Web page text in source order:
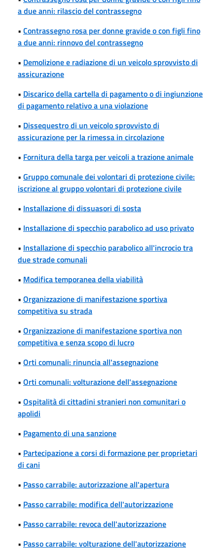
a due anni: rilascio del contrassegno
• Contrassegno rosa per donne gravide o con figli fino
a due anni: rinnovo del contrassegno
• Demolizione e radiazione di un veicolo sprovvisto di
assicurazione
• Discarico della cartella di pagamento o di ingiunzione
di pagamento relativo a una violazione
• Dissequestro di un veicolo sprovvisto di
assicurazione per la rimessa in circolazione
• Fornitura della targa per veicoli a trazione animale
• Gruppo comunale dei volontari di protezione civile:
iscrizione al gruppo volontari di protezione civile
• Installazione di dissuasori di sosta
• Installazione di specchio parabolico ad uso privato
• Installazione di specchio parabolico all'incrocio tra
due strade comunali
• Modifica temporanea della viabilità
• Organizzazione di manifestazione sportiva
competitiva su strada
• Organizzazione di manifestazione sportiva non
competitiva e senza scopo di lucro
• Orti comunali: rinuncia all'assegnazione
• Orti comunali: volturazione dell'assegnazione
• Ospitalità di cittadini stranieri non comunitari o
apolidi
• Pagamento di una sanzione
• Partecipazione a corsi di formazione per proprietari
di cani
• Passo carrabile: autorizzazione all'apertura
• Passo carrabile: modifica dell'autorizzazione
• Passo carrabile: revoca dell'autorizzazione
• Passo carrabile: volturazione dell'autorizzazione